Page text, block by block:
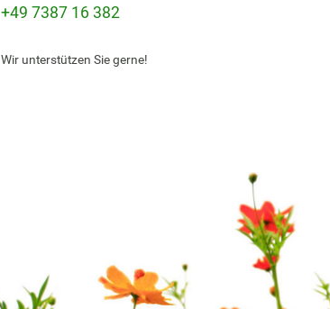
+49 7387 16 382
Wir unterstützen Sie gerne!